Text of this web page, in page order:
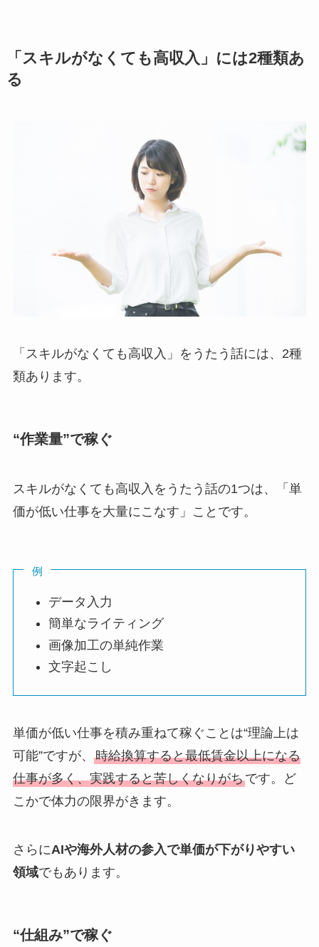
「スキルがなくても高収入」には2種類あ
る
「スキルがなくても高収入」をうたう話には、2種
類あります。
“作業量”で稼ぐ
スキルがなくても高収入をうたう話の1つは、「単
価が低い仕事を大量にこなす」ことです。
例
データ入力
簡単なライティング
画像加工の単純作業
文字起こし
単価が低い仕事を積み重ねて稼ぐことは“理論上は
可能”ですが、 時給換算すると最低賃金以上になる
仕事が多く、実践すると苦しくなりがちです。ど
こかで体力の限界がきます。
さらにAIや海外人材の参入で単価が下がりやすい
領域でもあります。
“仕組み”で稼ぐ